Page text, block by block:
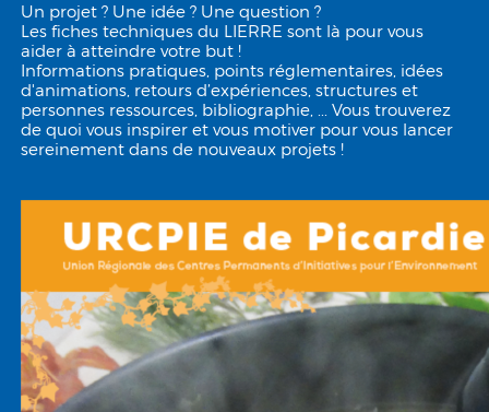
Un projet ? Une idée ? Une question ?
Les fiches techniques du LIERRE sont là pour vous
aider à atteindre votre but !
Informations pratiques, points réglementaires, idées
d'animations, retours d’expériences, structures et
personnes ressources, bibliographie, ... Vous trouverez
de quoi vous inspirer et vous motiver pour vous lancer
sereinement dans de nouveaux projets !